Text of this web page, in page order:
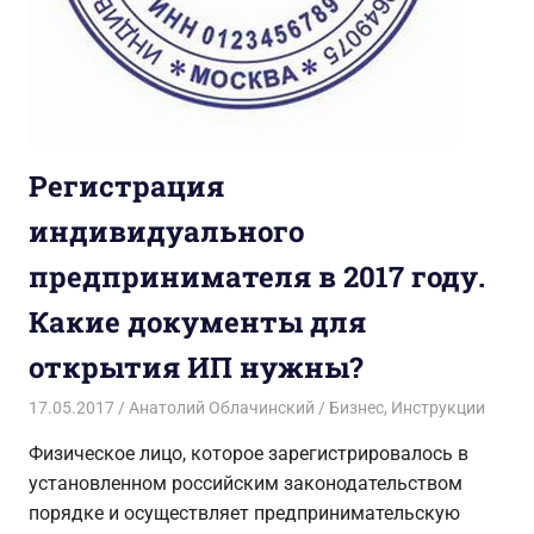
Регистрация
индивидуального
предпринимателя в 2017 году.
Какие документы для
открытия ИП нужны?
17.05.2017 Анатолий Облачинский Бизнес, Инструкции
Физическое лицо, которое зарегистрировалось в
установленном российским законодательством
порядке и осуществляет предпринимательскую